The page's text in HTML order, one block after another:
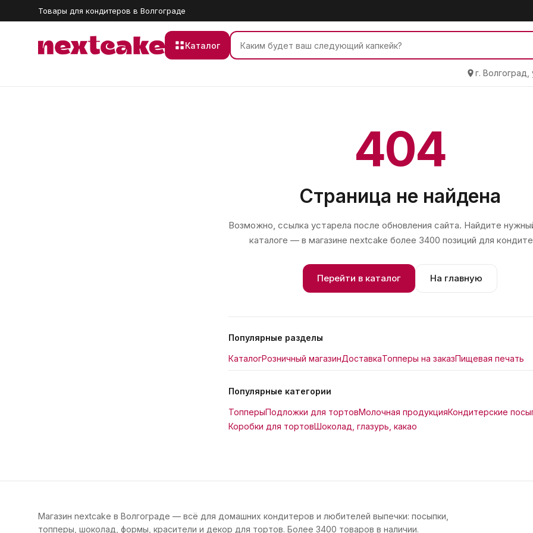
Товары для кондитеров в Волгограде
Каталог
г.
404
Страница не найдена
Возможно, ссылка устарела после обновления сайта. Найдите
каталоге — в магазине nextcake более 3400 позиций для
Перейти в каталог На главную
Популярные разделы
КаталогРозничный магазинДоставкаТопперы на заказПищевая печать
Популярные категории
ТопперыПодложки для тортовМолочная продукцияКондитерские
Коробки для тортовШоколад, глазурь, какао
Магазин nextcake в Волгограде — всё для домашних кондитеров и любителей выпечки: посыпки,
топперы, шоколад, формы, красители и декор для тортов. Более 3400 товаров в наличии.